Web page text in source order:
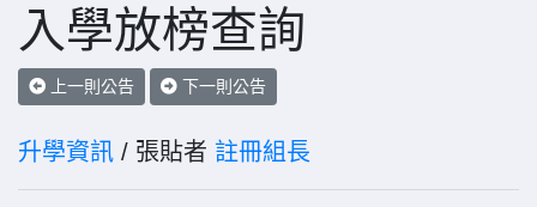
入學放榜查詢
上一則公告 下一則公告
升學資訊 / 張貼者 註冊組長